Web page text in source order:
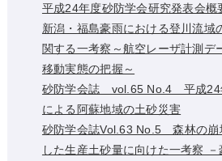
平成24年度砂防学会研究発表会
新潟・福島豪雨における登川流域
関する一考察～航空レーザ計測デ
移動実態の把握～
砂防学会誌 vol.65 No.4 平成24
による阿蘇地域の土砂災害
砂防学会誌Vol.63 No.5 森林の崩
した生産土砂量に向けた一考察